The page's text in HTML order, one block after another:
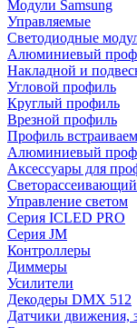
Модули Samsung
Управляемые
Светодиодные
Алюминиевый
Накладной и
Угловой профиль
Круглый профиль
Врезной профиль
Профиль
Алюминиевый
Аксессуары для
Управление светом
Серия ICLED PRO
Серия JM
Контроллеры
Диммеры
Усилители
Декодеры DMX 512
Датчики движения,